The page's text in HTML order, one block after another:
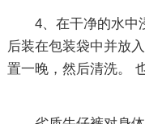
4、在干净的水中
后装在包装袋中并放
置一晚，然后清洗。